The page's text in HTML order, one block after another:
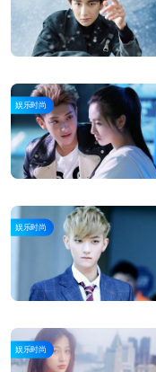
娱乐时尚
娱乐时尚
娱乐时尚